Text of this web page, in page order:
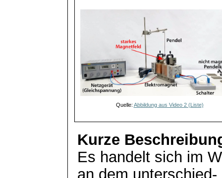
Quelle: Abbildung aus Video 2 (Liste)
Kurze
Es handelt sich im
an dem unterschied-